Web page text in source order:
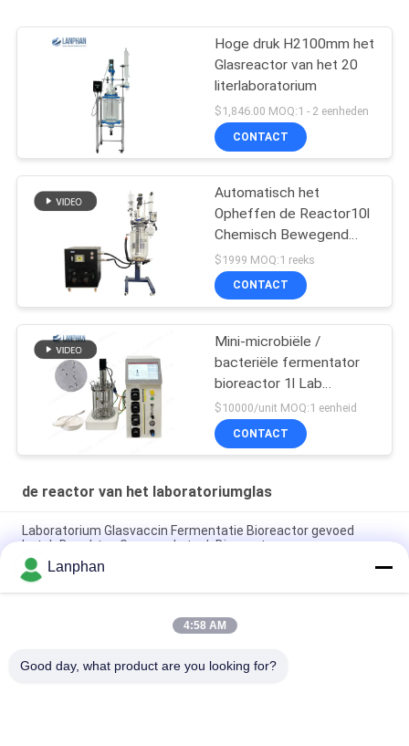
Hoge druk H2100mm het
Glasreactor van het 20
literlaboratorium
$1,846.00 MOQ:1 - 2 eenheden
CONTACT
Automatisch het
Opheffen de Reactor10l
Chemisch Bewegend
Vacuüm van het
Laboratoriumglas
$1999 MOQ:1 reeks
CONTACT
Mini-microbiële /
bacteriële fermentator
bioreactor 1l Lab
fermentator bioreactor
voor algen
$10000/unit MOQ:1 eenheid
CONTACT
de reactor van het laboratoriumglas
Laboratorium Glasvaccin Fermentatie Bioreactor gevoed
batch Benchtop Gemengde tank Bioreactor
2l 5l 10l Automatische spirulina gistcultuur Glasfermentator
Bioreactor voor celcultuur
0.25L-15L Glas Bioreactor Plant Bioreactor Laboratorium
Lanphan
4:58 AM
Good day, what product are you looking for?